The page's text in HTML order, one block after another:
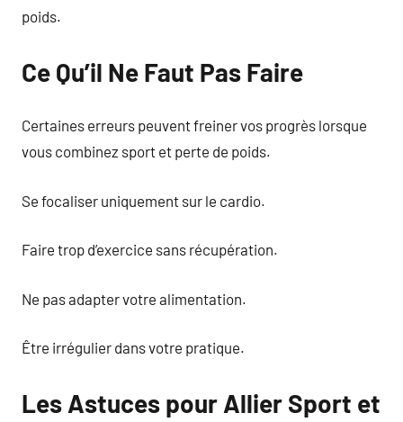
poids.
Ce Qu’il Ne Faut Pas Faire
Certaines erreurs peuvent freiner vos progrès lorsque
vous combinez sport et perte de poids.
Se focaliser uniquement sur le cardio.
Faire trop d’exercice sans récupération.
Ne pas adapter votre alimentation.
Être irrégulier dans votre pratique.
Les Astuces pour Allier Sport et